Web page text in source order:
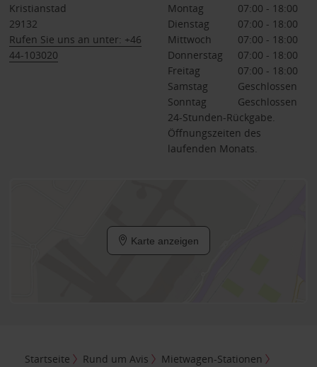
Kristianstad
29132
Rufen Sie uns an unter: +46
44-103020
Montag
07:00 - 18:00
Dienstag
07:00 - 18:00
Mittwoch
07:00 - 18:00
Donnerstag
07:00 - 18:00
Freitag
07:00 - 18:00
Samstag
Geschlossen
Sonntag
Geschlossen
24-Stunden-Rückgabe.
Öffnungszeiten des
laufenden Monats.
Karte anzeigen
Startseite Rund um Avis
Mietwagen-Stationen